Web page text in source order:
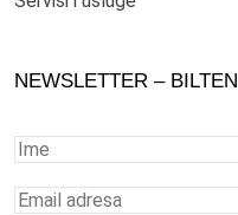
NEWSLETTER – BILTEN